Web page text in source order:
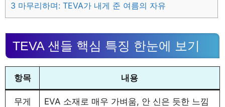
3 마무리하며: TEVA가 내게 준 여름의 자유
TEVA 샌들 핵심 특징 한눈에 보기
항목 내용
무게 EVA 소재로 매우 가벼움, 안 신은 듯한 느낌